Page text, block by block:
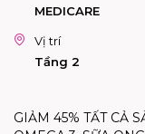
MEDICARE
Vị trí
Tầng 2
GIẢM 45% TẤT CẢ